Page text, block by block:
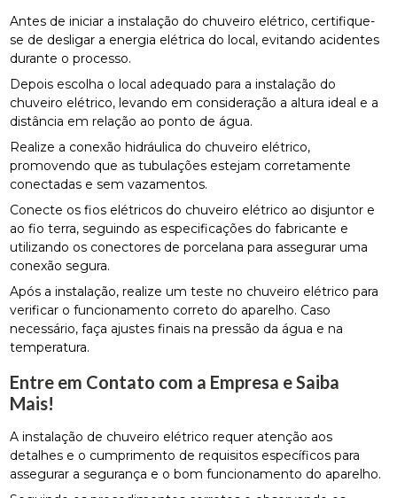
Antes de iniciar a instalação do chuveiro elétrico, certifique-
se de desligar a energia elétrica do local, evitando acidentes
durante o processo.
Depois escolha o local adequado para a instalação do
chuveiro elétrico, levando em consideração a altura ideal e a
distância em relação ao ponto de água.
Realize a conexão hidráulica do chuveiro elétrico,
promovendo que as tubulações estejam corretamente
conectadas e sem vazamentos.
Conecte os fios elétricos do chuveiro elétrico ao disjuntor e
ao fio terra, seguindo as especificações do fabricante e
utilizando os conectores de porcelana para assegurar uma
conexão segura.
Após a instalação, realize um teste no chuveiro elétrico para
verificar o funcionamento correto do aparelho. Caso
necessário, faça ajustes finais na pressão da água e na
temperatura.
Entre em Contato com a Empresa e Saiba
Mais!
A instalação de chuveiro elétrico requer atenção aos
detalhes e o cumprimento de requisitos específicos para
assegurar a segurança e o bom funcionamento do aparelho.